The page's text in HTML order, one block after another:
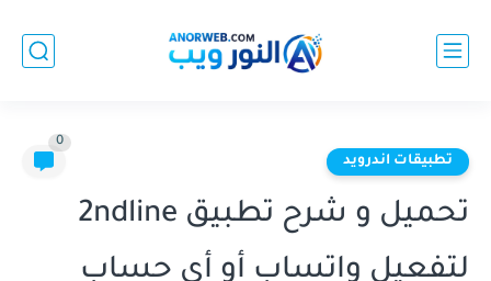
تطبيقات اندرويد
0
تحميل و شرح تطبيق 2ndline
لتفعيل واتساب أو أي حساب